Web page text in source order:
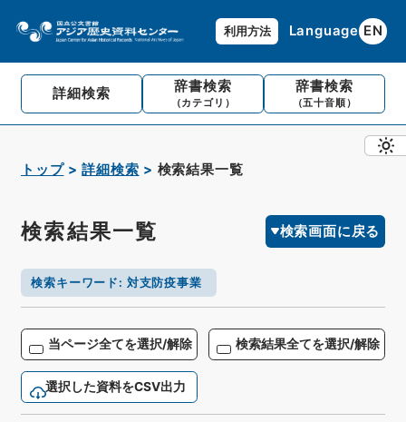
利用方法 Language EN
詳細検索 辞書検索
（カテゴリ）
辞書検索
（五十音順）
トップ 詳細検索 検索結果一覧
検索結果一覧 検索画面に戻る
検索キーワード : 対支防疫事業
当ページ全てを選択/解除 検索結果全てを選択/解除
選択した資料をCSV出力